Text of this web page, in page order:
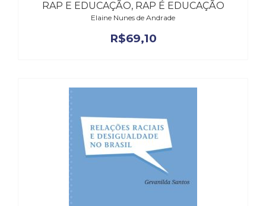
RAP E EDUCAÇÃO, RAP É EDUCAÇÃO
Elaine Nunes de Andrade
R$69,10